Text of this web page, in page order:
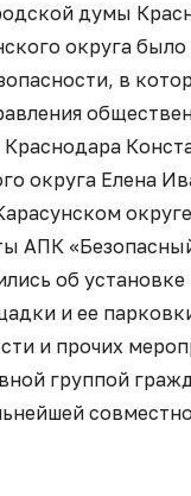
думы
округа было
в
округа Елена
АПК
об
и ее
и прочих
группой